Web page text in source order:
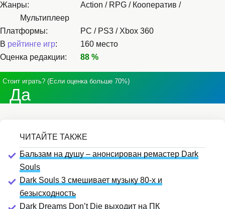
Жанры:
Action / RPG / Кооператив /
Мультиплеер
Платформы:
PC / PS3 / Xbox 360
В рейтинге игр:
160 место
Оценка редакции:
88 %
Стоит играть? (Если оценка больше 70%)
Да
Бальзам на душу – анонсирован ремастер Dark
Souls
Dark Souls 3 смешивает музыку 80-х и
безысходность
Dark Dreams Don’t Die выходит на ПК